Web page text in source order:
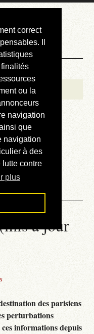
correct
Il
ou la
navigation
que
navigation
à des
lutte contre
plus
à jour
des parisiens
perturbations
informations depuis